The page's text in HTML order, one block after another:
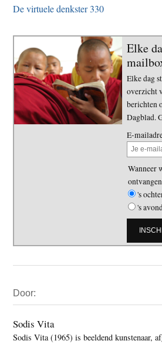
De virtuele denkster 330
Elke
Elke dag
overzicht
berichten
Dagblad.
E-
Wanneer
's
's
Sidebar
Door:
Sodis Vita
Sodis Vita (1965) is beeldend kunstenaar,